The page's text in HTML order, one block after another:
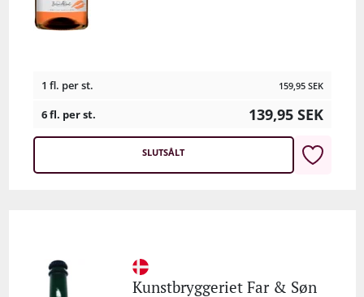
1 fl. per st. 159,95 SEK
6 fl. per st. 139,95 SEK
SLUTSÅLT
Kunstbryggeriet Far & Søn